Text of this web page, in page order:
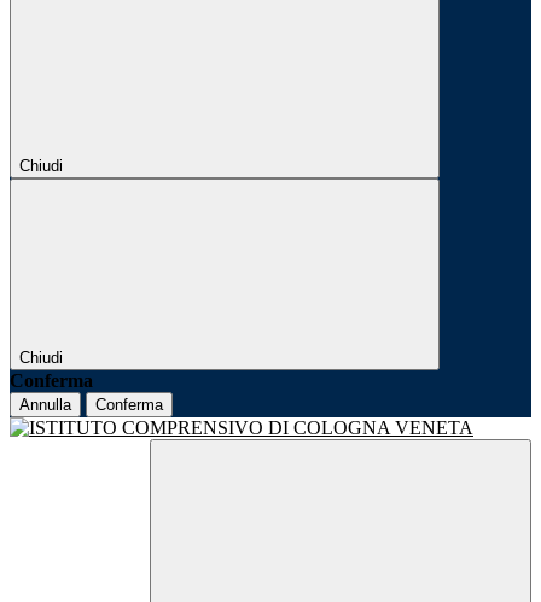
Chiudi
Chiudi
Conferma
Annulla Conferma